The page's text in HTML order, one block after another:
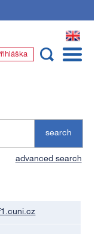
EN
search
advanced search